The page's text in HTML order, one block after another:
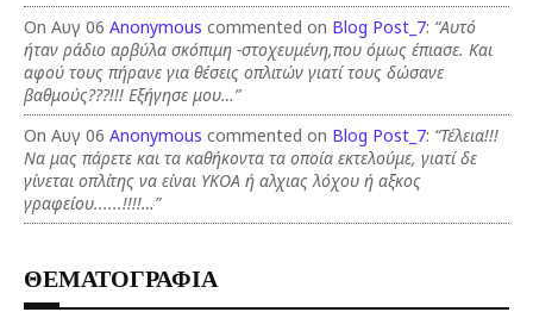
On Αυγ 06 Anonymous commented on Blog Post_7: “Αυτό
ήταν ράδιο αρβύλα σκόπιμη -στοχευμένη,που όμως έπιασε. Και
αφού τους πήρανε για θέσεις οπλιτών γιατί τους δώσανε
βαθμούς???!!! Εξήγησε μου…”
On Αυγ 06 Anonymous commented on Blog Post_7: “Τέλεια!!!
Να μας πάρετε και τα καθήκοντα τα οποία εκτελούμε, γιατί δε
γίνεται οπλίτης να είναι ΥΚΟΑ ή αλχιας λόχου ή αξκος
γραφείου......!!!!…”
ΘΕΜΑΤΟΓΡΑΦΙΑ